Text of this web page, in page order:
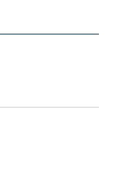
5 von 5 Sternen